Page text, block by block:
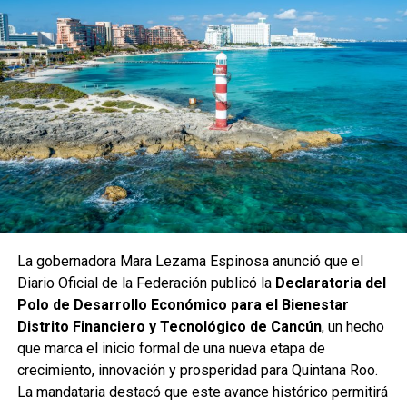
gobernadora Mara Lezama Espinosa, quien ha colocado la
justicia social, la generación de empleos y la creación de
oportunidades como ejes para transformar la vida de las y
los quintanarroenses. La coordinación entre SEDE,
SEFIPLAN y AGEPRO permitió cumplir los requisitos
jurídicos, administrativos y documentales necesarios para
constituir el fideicomiso, fortaleciendo la viabilidad del
proyecto.
La gobernadora Mara Lezama Espinosa anunció que el
Diario Oficial de la Federación publicó la Declaratoria del
Polo de Desarrollo Económico para el Bienestar
Distrito Financiero y Tecnológico de Cancún, un hecho
que marca el inicio formal de una nueva etapa de
crecimiento, innovación y prosperidad para Quintana Roo.
La mandataria destacó que este avance histórico permitirá